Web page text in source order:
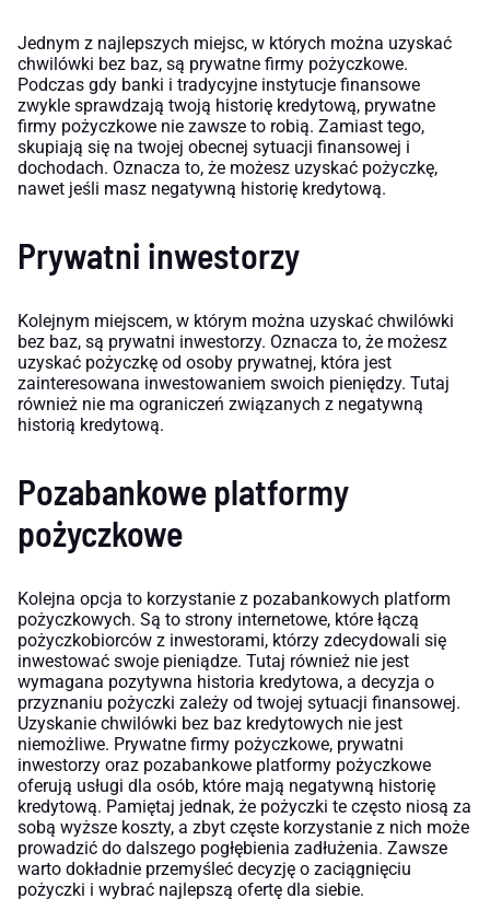
Jednym z najlepszych miejsc, w których można uzyskać
chwilówki bez baz, są prywatne firmy pożyczkowe.
Podczas gdy banki i tradycyjne instytucje finansowe
zwykle sprawdzają twoją historię kredytową, prywatne
firmy pożyczkowe nie zawsze to robią. Zamiast tego,
skupiają się na twojej obecnej sytuacji finansowej i
dochodach. Oznacza to, że możesz uzyskać pożyczkę,
nawet jeśli masz negatywną historię kredytową.
Prywatni inwestorzy
Kolejnym miejscem, w którym można uzyskać chwilówki
bez baz, są prywatni inwestorzy. Oznacza to, że możesz
uzyskać pożyczkę od osoby prywatnej, która jest
zainteresowana inwestowaniem swoich pieniędzy. Tutaj
również nie ma ograniczeń związanych z negatywną
historią kredytową.
Pozabankowe platformy
pożyczkowe
Kolejna opcja to korzystanie z pozabankowych platform
pożyczkowych. Są to strony internetowe, które łączą
pożyczkobiorców z inwestorami, którzy zdecydowali się
inwestować swoje pieniądze. Tutaj również nie jest
wymagana pozytywna historia kredytowa, a decyzja o
przyznaniu pożyczki zależy od twojej sytuacji finansowej.
Uzyskanie chwilówki bez baz kredytowych nie jest
niemożliwe. Prywatne firmy pożyczkowe, prywatni
inwestorzy oraz pozabankowe platformy pożyczkowe
oferują usługi dla osób, które mają negatywną historię
kredytową. Pamiętaj jednak, że pożyczki te często niosą za
sobą wyższe koszty, a zbyt częste korzystanie z nich może
prowadzić do dalszego pogłębienia zadłużenia. Zawsze
warto dokładnie przemyśleć decyzję o zaciągnięciu
pożyczki i wybrać najlepszą ofertę dla siebie.